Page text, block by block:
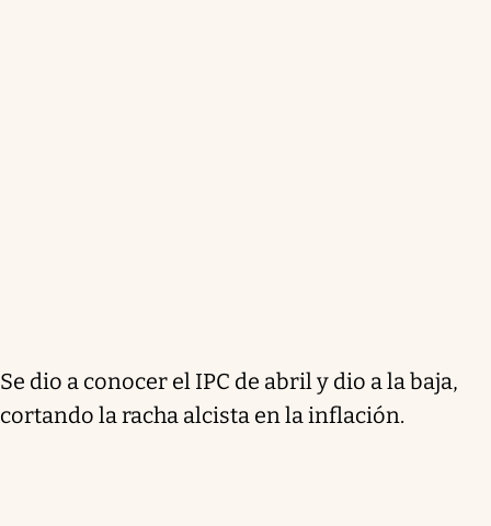
Se dio a conocer el IPC de abril y dio a la baja,
cortando la racha alcista en la inflación.